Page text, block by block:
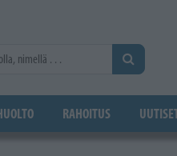
RAHOITUS